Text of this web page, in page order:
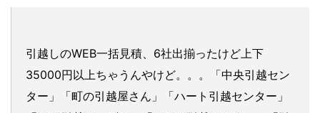
引越しのWEB一括見積、6社出揃ったけど上下
35000円以上ちゃうんやけど。。。「中央引越セン
ター」「町の引越屋さん」「ハート引越センター」